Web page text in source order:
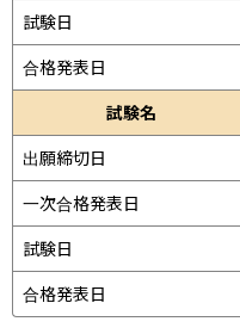
試験日
合格発表日
試験名
出願締切日
一次合格発表日
試験日
合格発表日